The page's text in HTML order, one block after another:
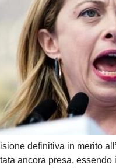
definitiva in merito
ancora presa,